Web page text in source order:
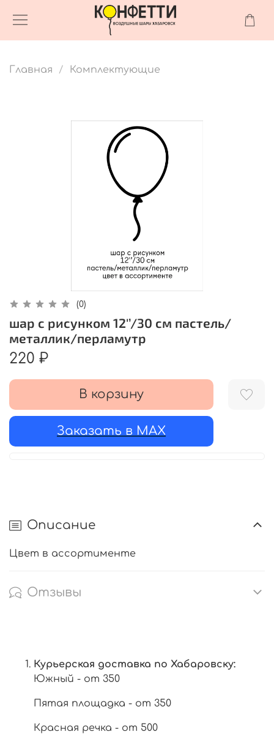
Главная Комплектующие
(0)
шар с рисунком 12'’/30 см пастель/
металлик/перламутр
220 ₽
В корзину
Заказать в MAX
Описание
Цвет в ассортименте
Отзывы
Курьерская доставка по Хабаровску:
Южный - от 350
Пятая площадка - от 350
Красная речка - от 500